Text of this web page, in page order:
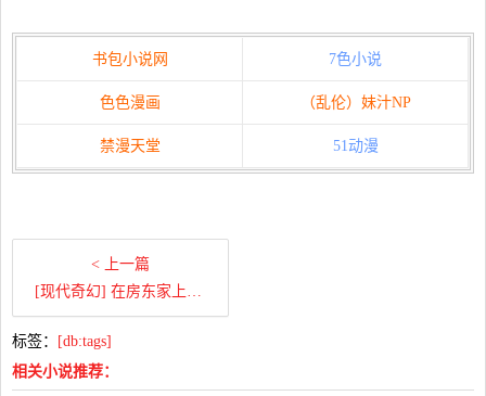
书包小说网 7色小说
色色漫画 （乱伦）妹汁NP
禁漫天堂 51动漫
< 上一篇
[现代奇幻] 在房东家上了房东老婆
标签：
[db:tags]
相关小说推荐：